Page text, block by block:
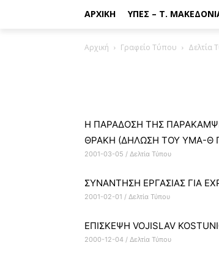
ΑΡΧΙΚΉ ΥΠΕΣ – Τ.
Αρχική Γραφείο Τύπου Δελτία
Η ΠΑΡΑΔΟΣΗ ΤΗΣ
ΘΡΑΚΗ (ΔΗΛΩΣΗ ΤΟΥ ΥΜΑ-Θ
2001-03-05 / Δελτία Τύπου
ΣΥΝΑΝΤΗΣΗ ΕΡΓΑΣΙΑΣ ΓΙΑ
2001-02-01 / Δελτία Τύπου
ΕΠΙΣΚΕΨΗ VOJISLAV
2000-12-04 / Δελτία Τύπου